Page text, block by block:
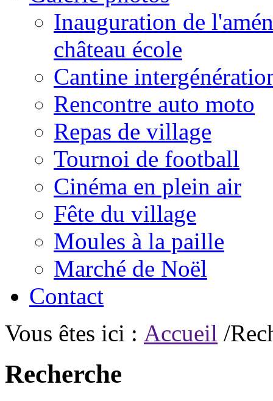
Inauguration de
château école
Cantine
Rencontre auto moto
Repas de village
Tournoi de football
Cinéma en plein air
Fête du village
Moules à la paille
Marché de Noël
Contact
Vous êtes ici : Accueil /
Recherche